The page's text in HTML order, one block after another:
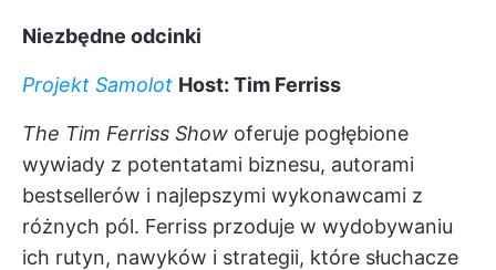
Niezbędne odcinki
Projekt Samolot Host: Tim Ferriss
The Tim Ferriss Show oferuje pogłębione
wywiady z potentatami biznesu, autorami
bestsellerów i najlepszymi wykonawcami z
różnych pól. Ferriss przoduje w wydobywaniu
ich rutyn, nawyków i strategii, które słuchacze